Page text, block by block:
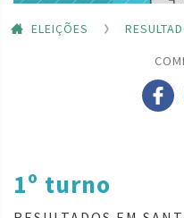
ELEIÇÕES
1º turno